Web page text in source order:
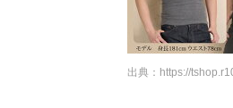
出典： https://